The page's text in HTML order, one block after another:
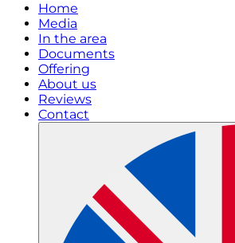
Home
Media
In the area
Documents
Offering
About us
Reviews
Contact